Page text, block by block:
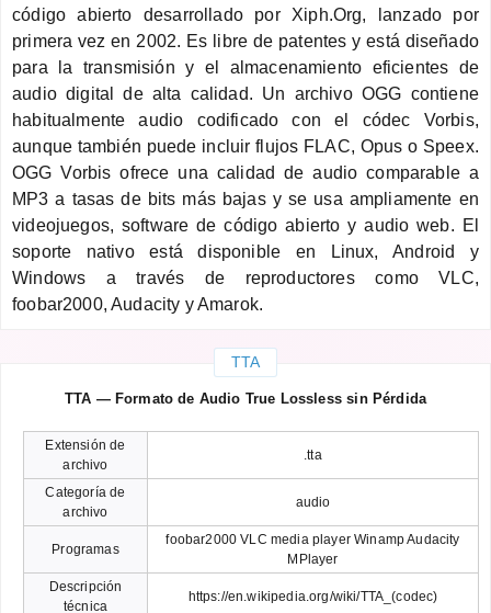
código abierto desarrollado por Xiph.Org, lanzado por
primera vez en 2002. Es libre de patentes y está diseñado
para la transmisión y el almacenamiento eficientes de
audio digital de alta calidad. Un archivo OGG contiene
habitualmente audio codificado con el códec Vorbis,
aunque también puede incluir flujos FLAC, Opus o Speex.
OGG Vorbis ofrece una calidad de audio comparable a
MP3 a tasas de bits más bajas y se usa ampliamente en
videojuegos, software de código abierto y audio web. El
soporte nativo está disponible en Linux, Android y
Windows a través de reproductores como VLC,
foobar2000, Audacity y Amarok.
TTA
TTA — Formato de Audio True Lossless sin Pérdida
Extensión de
archivo
.tta
Categoría de
archivo
audio
Programas
foobar2000 VLC media player Winamp Audacity
MPlayer
Descripción
técnica
https://en.wikipedia.org/wiki/TTA_(codec)